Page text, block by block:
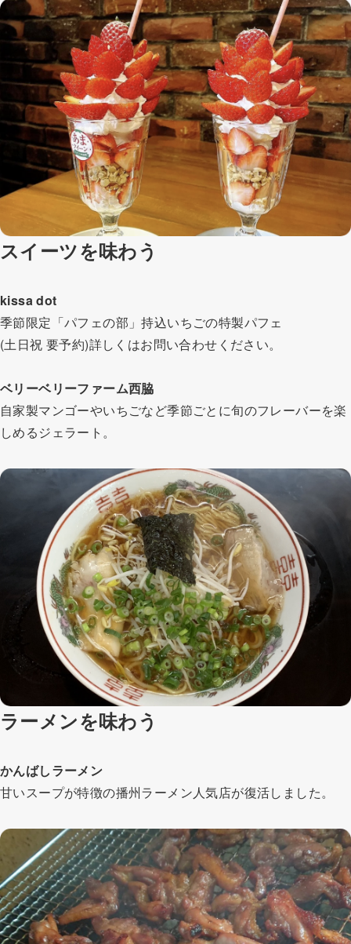
スイーツを味わう
kissa dot
季節限定「パフェの部」持込いちごの特製パフェ
(土日祝 要予約)詳しくはお問い合わせください。
ベリーベリーファーム西脇
自家製マンゴーやいちごなど季節ごとに旬のフレーバーを楽
しめるジェラート。
ラーメンを味わう
かんばしラーメン
甘いスープが特徴の播州ラーメン人気店が復活しました。